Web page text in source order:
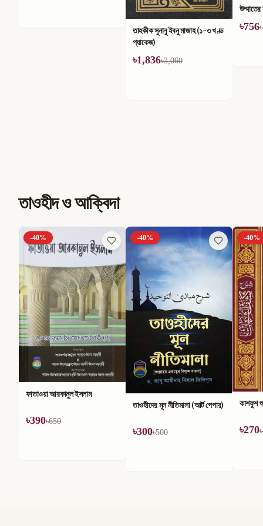
উম্মাতের মাঝে তার কুপ্রভাব (১-৪)
খণ্ড
৳756৳1,260
খণ্ডে
৳714৳
তাওহীদ ও আক্বিদা
-40% -40%
কাশফুশ শুবুহাত
৳270৳450
-40%
মহান
৳186